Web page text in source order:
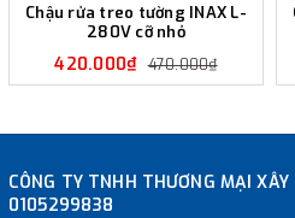
Chậu rửa treo tường INAX L-
280V cỡ nhỏ
420.000₫ 470.000₫
CÔNG TY TNHH THƯƠNG MẠI
0105299838